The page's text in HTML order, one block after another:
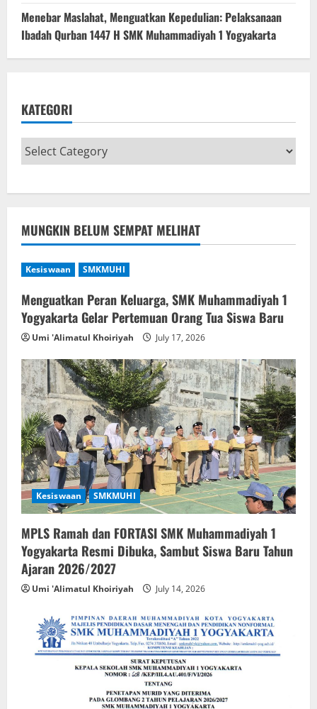
Menebar Maslahat, Menguatkan Kepedulian: Pelaksanaan
Ibadah Qurban 1447 H SMK Muhammadiyah 1 Yogyakarta
KATEGORI
MUNGKIN BELUM SEMPAT MELIHAT
Kesiswaan SMKMUHI
Menguatkan Peran Keluarga, SMK Muhammadiyah 1
Yogyakarta Gelar Pertemuan Orang Tua Siswa Baru
Umi 'Alimatul Khoiriyah July 17, 2026
Kesiswaan SMKMUHI
MPLS Ramah dan FORTASI SMK Muhammadiyah 1
Yogyakarta Resmi Dibuka, Sambut Siswa Baru Tahun
Ajaran 2026/2027
Umi 'Alimatul Khoiriyah July 14, 2026